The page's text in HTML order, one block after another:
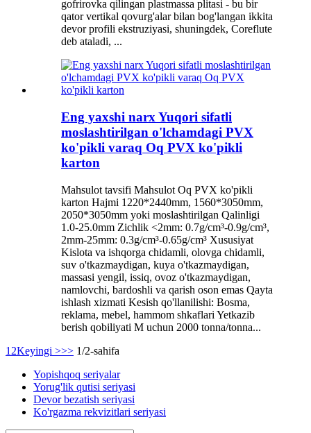
gofrirovka qilingan plastmassa plitasi - bu bir
qator vertikal qovurg'alar bilan bog'langan ikkita
devor profili ekstruziyasi, shuningdek, Coreflute
deb ataladi, ...
Eng yaxshi narx Yuqori sifatli
moslashtirilgan o'lchamdagi PVX
ko'pikli varaq Oq PVX ko'pikli
karton
Mahsulot tavsifi Mahsulot Oq PVX ko'pikli
karton Hajmi 1220*2440mm, 1560*3050mm,
2050*3050mm yoki moslashtirilgan Qalinligi
1.0-25.0mm Zichlik <2mm: 0.7g/cm³-0.9g/cm³,
2mm-25mm: 0.3g/cm³-0.65g/cm³ Xususiyat
Kislota va ishqorga chidamli, olovga chidamli,
suv o'tkazmaydigan, kuya o'tkazmaydigan,
massasi yengil, issiq, ovoz o'tkazmaydigan,
namlovchi, bardoshli va qarish oson emas Qayta
ishlash xizmati Kesish qo'llanilishi: Bosma,
reklama, mebel, hammom shkaflari Yetkazib
berish qobiliyati M uchun 2000 tonna/tonna...
1 2Keyingi >>> 1/2-sahifa
Yopishqoq seriyalar
Yorug'lik qutisi seriyasi
Devor bezatish seriyasi
Ko'rgazma rekvizitlari seriyasi